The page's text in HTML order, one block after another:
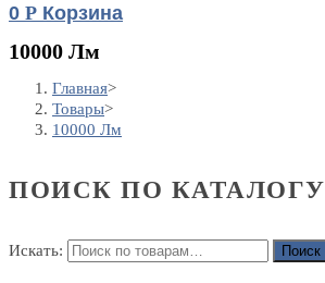
0 Р Корзина
10000 Лм
Главная>
Товары>
10000 Лм
ПОИСК ПО КАТАЛОГУ
Искать: Поиск